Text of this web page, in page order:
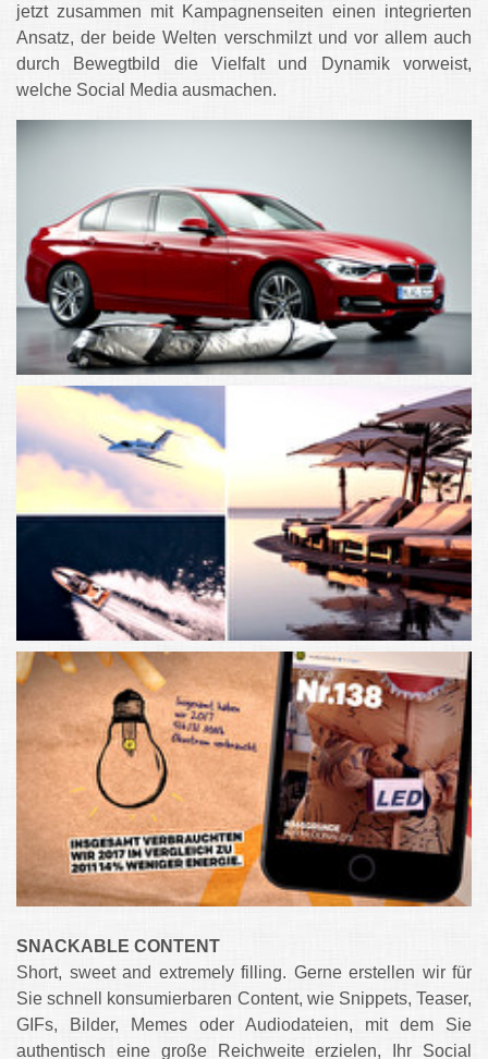
jetzt zusammen mit Kampagnenseiten einen integrierten
Ansatz, der beide Welten verschmilzt und vor allem auch
durch Bewegtbild die Vielfalt und Dynamik vorweist,
welche Social Media ausmachen.
SNACKABLE CONTENT
Short, sweet and extremely filling. Gerne erstellen wir für
Sie schnell konsumierbaren Content, wie Snippets, Teaser,
GIFs, Bilder, Memes oder Audiodateien, mit dem Sie
authentisch eine große Reichweite erzielen, Ihr Social